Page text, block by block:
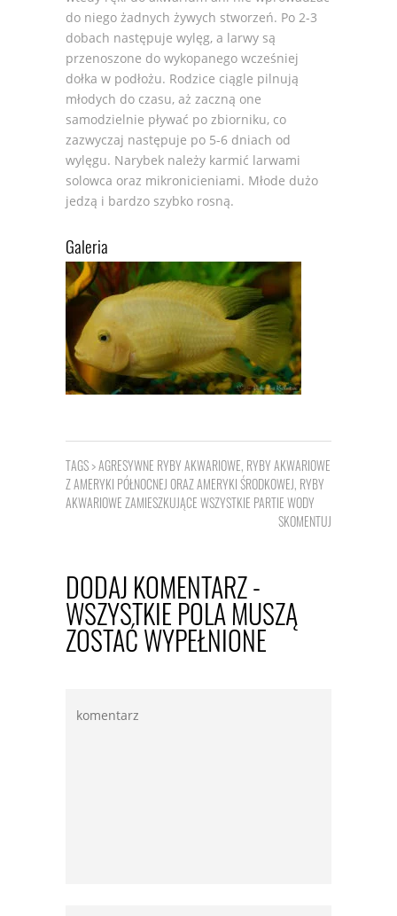
do niego żadnych żywych stworzeń. Po 2-3
dobach następuje wylęg, a larwy są
przenoszone do wykopanego wcześniej
dołka w podłożu. Rodzice ciągle pilnują
młodych do czasu, aż zaczną one
samodzielnie pływać po zbiorniku, co
zazwyczaj następuje po 5-6 dniach od
wylęgu. Narybek należy karmić larwami
solowca oraz mikronicieniami. Młode dużo
jedzą i bardzo szybko rosną.
Galeria
TAGS >AGRESYWNE RYBY AKWARIOWE, RYBY AKWARIOWE
Z AMERYKI PÓŁNOCNEJ ORAZ AMERYKI ŚRODKOWEJ, RYBY
AKWARIOWE ZAMIESZKUJĄCE WSZYSTKIE PARTIE WODY
SKOMENTUJ
DODAJ KOMENTARZ -
WSZYSTKIE POLA MUSZĄ
ZOSTAĆ WYPEŁNIONE